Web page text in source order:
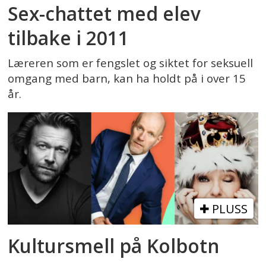
Sex-chattet med elev
tilbake i 2011
Læreren som er fengslet og siktet for seksuell
omgang med barn, kan ha holdt på i over 15
år.
PLUSS
Kultursmell på Kolbotn